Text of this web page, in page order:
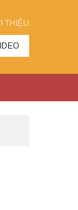
THIỆU